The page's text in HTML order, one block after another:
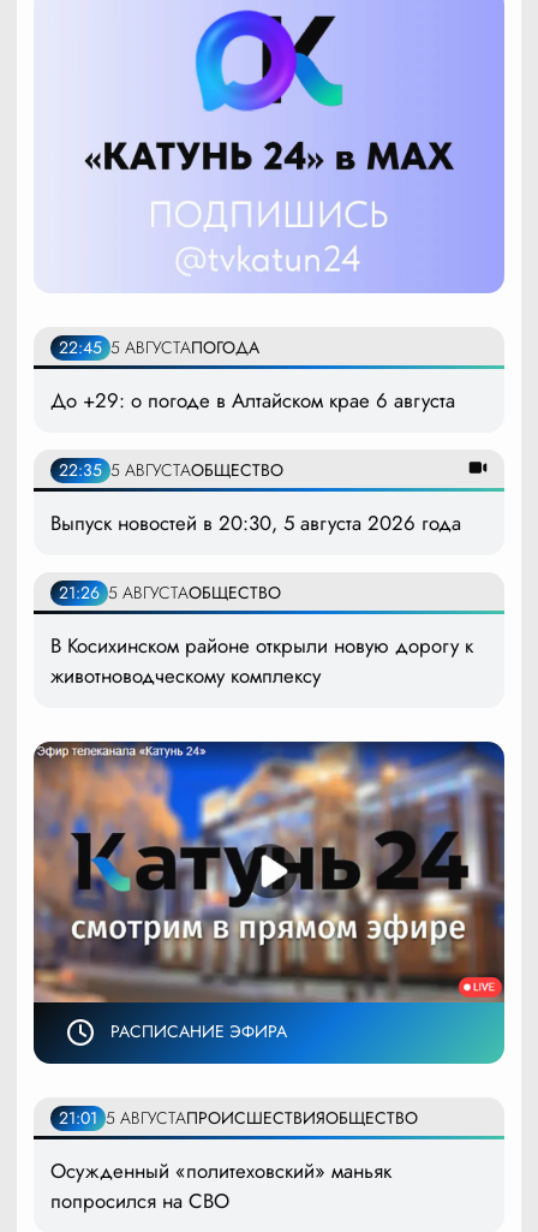
22:45 5 АВГУСТАПОГОДА
До +29: о погоде в Алтайском крае 6 августа
22:35 5 АВГУСТАОБЩЕСТВО
Выпуск новостей в 20:30, 5 августа 2026 года
21:26 5 АВГУСТАОБЩЕСТВО
В Косихинском районе открыли новую дорогу к
животноводческому комплексу
РАСПИСАНИЕ ЭФИРА
21:01 5 АВГУСТАПРОИСШЕСТВИЯОБЩЕСТВО
Осужденный «политеховский» маньяк
попросился на СВО